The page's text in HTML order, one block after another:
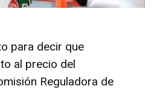
para decir que
al precio del
Reguladora de